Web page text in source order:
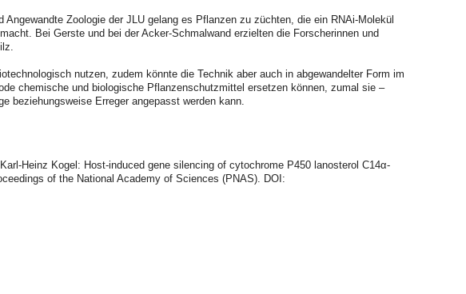
Zoologie der JLU gelang es Pflanzen zu züchten, die ein RNAi-Molekül
Bei Gerste und bei der Acker-Schmalwand erzielten die Forscherinnen und
nutzen, zudem könnte die Technik aber auch in abgewandelter Form im
chemische und biologische Pflanzenschutzmittel ersetzen können, zumal sie –
beziehungsweise Erreger angepasst werden kann.
Heinz Kogel: Host-induced gene silencing of cytochrome P450 lanosterol C14α-
of the National Academy of Sciences (PNAS). DOI: